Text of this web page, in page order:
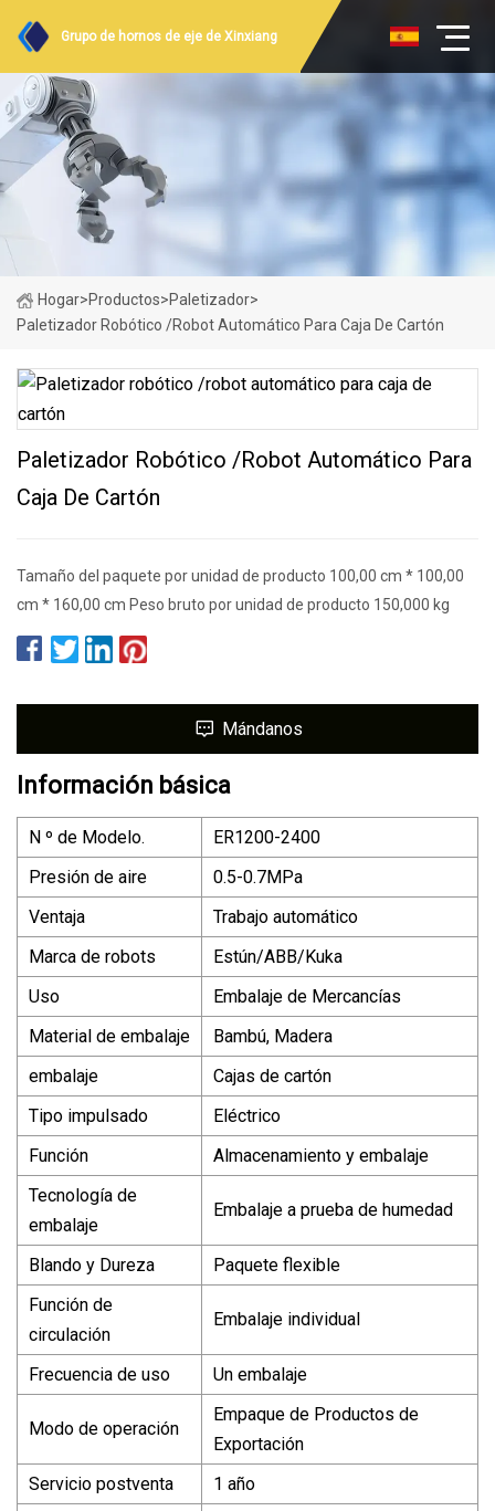
Grupo de hornos de eje de Xinxiang
Hogar>Productos>Paletizador>
Paletizador Robótico /robot Automático Para Caja De Cartón
Paletizador Robótico /robot Automático Para
Caja De Cartón
Tamaño del paquete por unidad de producto 100,00 cm * 100,00
cm * 160,00 cm Peso bruto por unidad de producto 150,000 kg
Mándanos
Información básica
N º de Modelo.
ER1200-2400
Presión de aire
0.5-0.7MPa
Ventaja
Trabajo automático
Marca de robots
Estún/ABB/Kuka
Uso
Embalaje de Mercancías
Material de embalaje
Bambú, Madera
embalaje
Cajas de cartón
Tipo impulsado
Eléctrico
Función
Almacenamiento y embalaje
Tecnología de
embalaje
Embalaje a prueba de humedad
Blando y Dureza
Paquete flexible
Función de
circulación
Embalaje individual
Frecuencia de uso Un embalaje
Modo de operación
Empaque de Productos de
Exportación
Servicio postventa
1 año